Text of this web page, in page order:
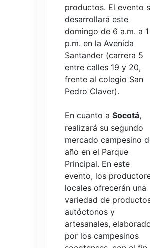
productos. El evento
desarrollará este
domingo de 6 a.m. a 1
p.m. en la Avenida
Santander (carrera 5
entre calles 19 y 20,
frente al colegio San
Pedro Claver).
En cuanto a Socotá,
realizará su segundo
mercado campesino
año en el Parque
Principal. En este
evento, los
locales ofrecerán una
variedad de
autóctonos y
artesanales,
por los campesinos